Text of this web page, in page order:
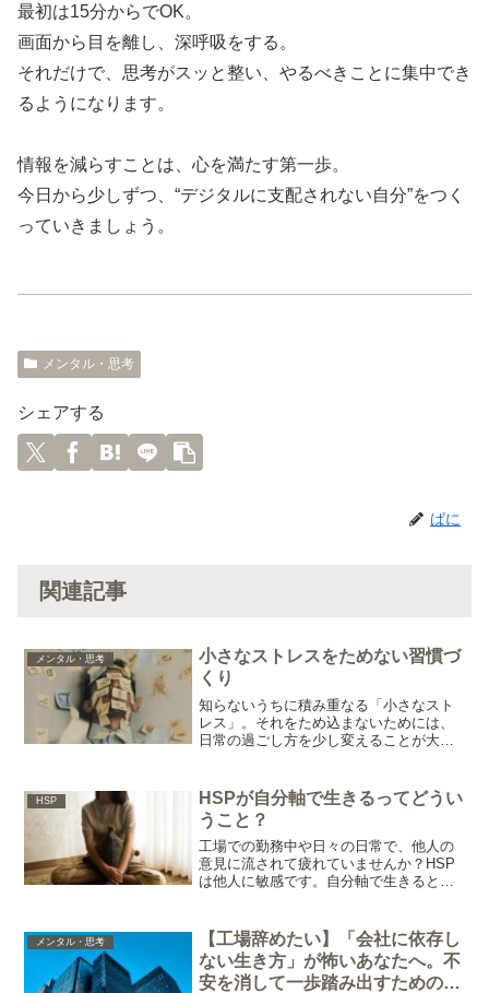
最初は15分からでOK。
画面から目を離し、深呼吸をする。
それだけで、思考がスッと整い、やるべきことに集中でき
るようになります。
情報を減らすことは、心を満たす第一歩。
今日から少しずつ、“デジタルに支配されない自分”をつく
っていきましょう。
メンタル・思考
シェアする
ばに
関連記事
メンタル・思考
小さなストレスをためない習慣づ
くり
知らないうちに積み重なる「小さなスト
レス」。それをため込まないためには、
日常の過ごし方を少し変えることが大切
HSP
HSPが自分軸で生きるってどうい
うこと？
工場での勤務中や日々の日常で、他人の
意見に流されて疲れていませんか？HSP
は他人に敏感です。自分軸で生きるとは
メンタル・思考
【工場辞めたい】「会社に依存し
ない生き方」が怖いあなたへ。不
安を消して一歩踏み出すための完